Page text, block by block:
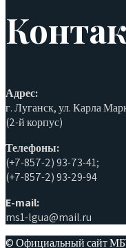
Адрес:
г. Луганск, ул. Карла
(2-й корпус)
Телефоны:
(+7-857-2) 93-73-41;
(+7-857-2) 93-29-94
E-mail:
ms1-lgua@mail.ru
© Официальный сайт